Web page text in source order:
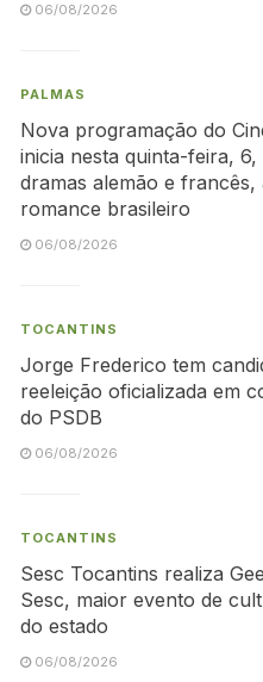
06/08/2026
PALMAS
Nova programação do
inicia nesta quinta-feira, 6,
dramas alemão e francês,
romance brasileiro
06/08/2026
TOCANTINS
Jorge Frederico tem
reeleição oficializada em
do PSDB
06/08/2026
TOCANTINS
Sesc Tocantins realiza
Sesc, maior evento de
do estado
06/08/2026